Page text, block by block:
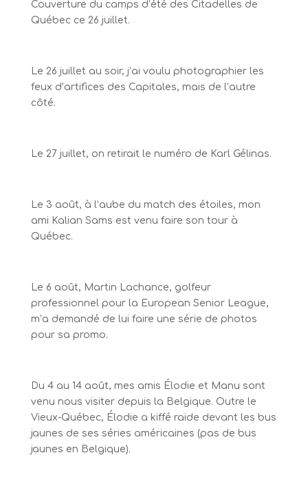
Couverture du camps d’été des Citadelles de
Québec ce 26 juillet.
Le 26 juillet au soir, j’ai voulu photographier les
feux d’artifices des Capitales, mais de l’autre
côté.
Le 27 juillet, on retirait le numéro de Karl Gélinas.
Le 3 août, à l’aube du match des étoiles, mon
ami Kalian Sams est venu faire son tour à
Québec.
Le 6 août, Martin Lachance, golfeur
professionnel pour la European Senior League,
m’a demandé de lui faire une série de photos
pour sa promo.
Du 4 au 14 août, mes amis Élodie et Manu sont
venu nous visiter depuis la Belgique. Outre le
Vieux-Québec, Élodie a kiffé raide devant les bus
jaunes de ses séries américaines (pas de bus
jaunes en Belgique).